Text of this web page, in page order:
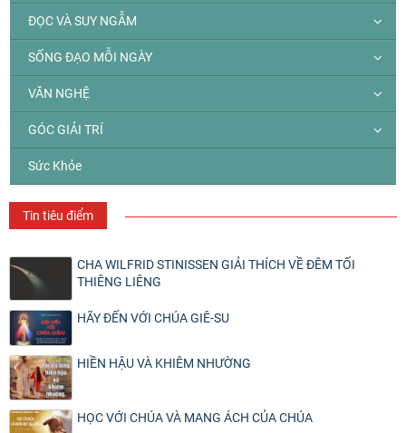
ĐỌC VÀ SUY NGẪM
SỐNG ĐẠO MỖI NGÀY
VĂN NGHỆ
GÓC GIẢI TRÍ
Sức Khỏe
Tin tiêu điểm
CHA WILFRID STINISSEN GIẢI THÍCH VỀ ĐÊM TỐI
THIÊNG LIÊNG
HÃY ĐẾN VỚI CHÚA GIÊ-SU
HIỀN HẬU VÀ KHIÊM NHƯỜNG
HỌC VỚI CHÚA VÀ MANG ÁCH CỦA CHÚA